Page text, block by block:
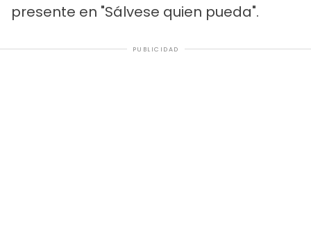
presente en "Sálvese quien pueda".
PUBLICIDAD